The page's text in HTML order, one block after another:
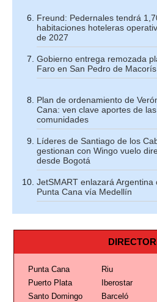
Freund: Pedernales tendrá
habitaciones hoteleras
de 2027
Gobierno entrega remozada
Faro en San Pedro de Macorís
Plan de ordenamiento de
Cana: ven clave aportes de las
comunidades
Líderes de Santiago de los
gestionan con Wingo vuelo
desde Bogotá
JetSMART enlazará Argentina
Punta Cana vía Medellín
Punta Cana Riu
Puerto Plata
Iberostar
Santo Domingo
Barceló